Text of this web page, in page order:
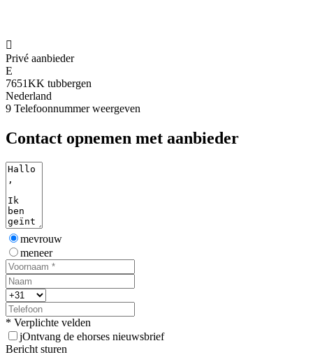

Privé aanbieder
E
7651KK tubbergen
Nederland
9 Telefoonnummer weergeven
Contact opnemen met aanbieder
mevrouw
meneer
* Verplichte velden
jOntvang de ehorses nieuwsbrief
Bericht sturen